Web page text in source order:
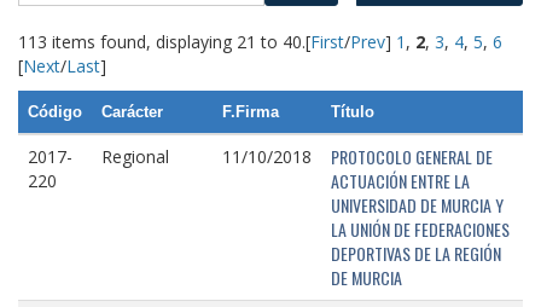
113 items found, displaying 21 to 40.[First/Prev] 1 , 2, 3, 4, 5, 6
[Next/Last]
Código Carácter F.Firma Título
2017-
220
Regional 11/10/2018
PROTOCOLO GENERAL DE
ACTUACIÓN ENTRE LA
UNIVERSIDAD DE MURCIA Y
LA UNIÓN DE FEDERACIONES
DEPORTIVAS DE LA REGIÓN
DE MURCIA